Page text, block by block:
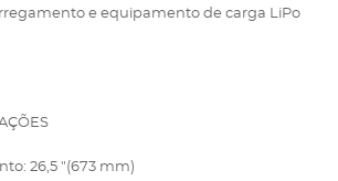
e equipamento de carga LiPo
26,5 "(673 mm)